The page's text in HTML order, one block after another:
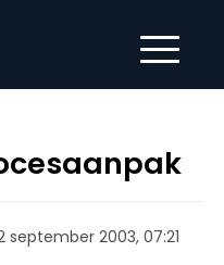
september 2003, 07:21